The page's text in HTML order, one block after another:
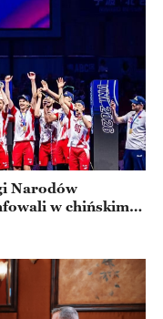
Narodów
w chińskim